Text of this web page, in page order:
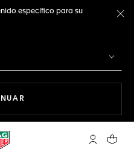
específico para su
Cuenta Mi
Su